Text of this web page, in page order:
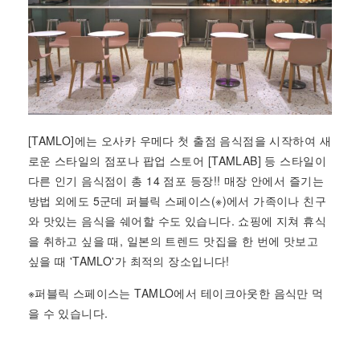
[TAMLO]에는 오사카 우메다 첫 출점 음식점을 시작하여 새
로운 스타일의 점포나 팝업 스토어 [TAMLAB] 등 스타일이
다른 인기 음식점이 총 14 점포 등장!! 매장 안에서 즐기는
방법 외에도 5군데 퍼블릭 스페이스(※)에서 가족이나 친구
와 맛있는 음식을 쉐어할 수도 있습니다. 쇼핑에 지쳐 휴식
을 취하고 싶을 때, 일본의 트렌드 맛집을 한 번에 맛보고
싶을 때 'TAMLO'가 최적의 장소입니다!
※퍼블릭 스페이스는 TAMLO에서 테이크아웃한 음식만 먹
을 수 있습니다.